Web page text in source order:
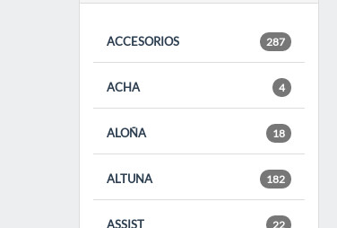
287
ACCESORIOS
4
ACHA
18
ALOÑA
182
ALTUNA
22
ASSIST